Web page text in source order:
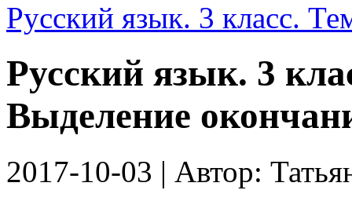
Русский язык. 3 класс.
Русский язык. 3
Выделение
2017-10-03 | Автор: